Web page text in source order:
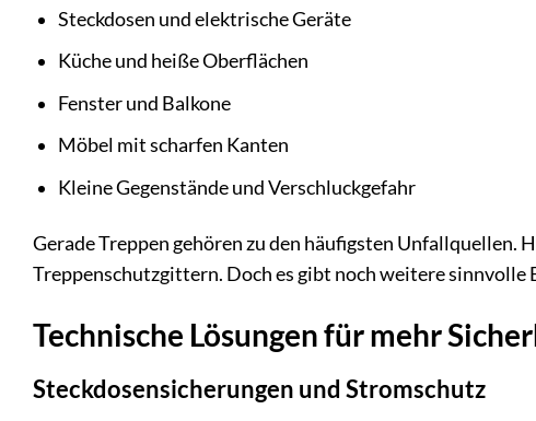
Steckdosen und elektrische Geräte
Küche und heiße Oberflächen
Fenster und Balkone
Möbel mit scharfen Kanten
Kleine Gegenstände und Verschluckgefahr
Gerade Treppen gehören zu den häufigsten Unfallquellen.
Treppenschutzgittern. Doch es gibt noch weitere sinnvolle
Technische Lösungen für mehr
Steckdosensicherungen und Stromschutz